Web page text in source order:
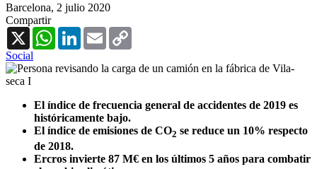
Barcelona, 2 julio 2020
Compartir
X
WhatsAppLinkedInEmail
Social
El índice de frecuencia general de accidentes de 2019 es
históricamente bajo.
El índice de emisiones de CO2 se reduce un 10% respecto
de 2018.
Ercros invierte 87 M€ en los últimos 5 años para combatir